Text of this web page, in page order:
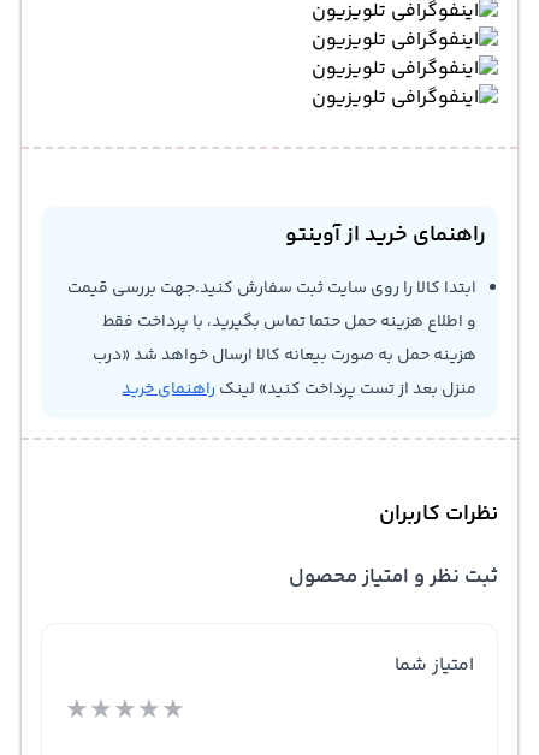
راهنمای خرید از آوینتو
ابتدا کالا را روی سایت ثبت سفارش کنید.جهت بررسی قیمت
و اطلاع هزینه حمل حتما تماس بگیرید، با پرداخت فقط
هزینه حمل به صورت بیعانه کالا ارسال خواهد شد «درب
منزل بعد از تست پرداخت کنید» لینک راهنمای خرید
نظرات کاربران
ثبت نظر و امتیاز محصول
امتیاز شما
★★★★★